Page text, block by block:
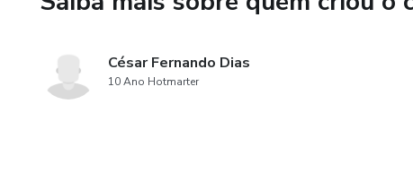
Com uma linguagem
César Fernando Dias
10 Ano Hotmarter